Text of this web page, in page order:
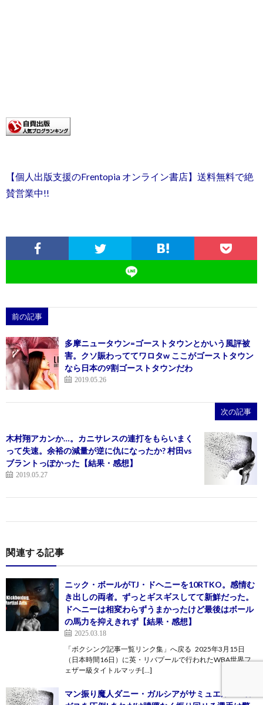
【個人出版支援のFrentopia オンライン書店】送料無料で絶
賛営業中!!
前の記事
多摩ニュータウン=ゴーストタウンとかいう風評被
害。クソ賑わっててワロタw ここがゴーストタウン
なら日本の9割ゴーストタウンだわ
2019.05.26
次の記事
木村翔アカンか…。カニサレスの連打をもらいまく
って失速。余裕の減量が逆に仇になったか? 村田vs
ブラントっぽかった【結果・感想】
2019.05.27
関連する記事
ニック・ボールがTJ・ドヘニーを10RTKO。感情む
き出しの両者。ずっとギスギスしてて新鮮だった。
ドヘニーは相変わらずうまかったけど最後はボール
の馬力を抑えきれず【結果・感想】
2025.03.18
「ボクシング記事一覧リンク集」へ戻る 2025年3月15日
（日本時間16日）に英・リバプールで行われたWBA世界フ
ェザー級タイトルマッチ[…]
マン振り魔人ダニー・ガルシアがサミュエル・バル